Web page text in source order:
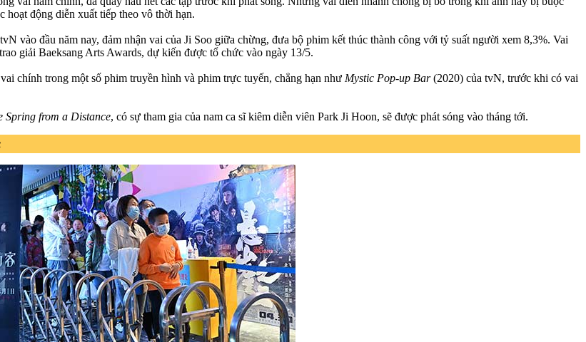
động diễn xuất tiếp theo vô thời hạn.
vào đầu năm nay, đảm nhận vai của Ji Soo giữa chừng, đưa bộ phim kết thúc thành công với tỷ suất người xem 8,3%. Vai
giải Baeksang Arts Awards, dự kiến được tổ chức vào ngày 13/5.
chính trong một số phim truyền hình và phim trực tuyến, chẳng hạn như Mystic Pop-up Bar(2020) của tvN, trước khi có vai
Spring from a Distance, có sự tham gia của nam ca sĩ kiêm diễn viên Park Ji Hoon, sẽ được phát sóng vào tháng tới.